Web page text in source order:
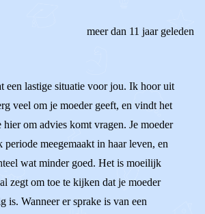
meer dan 11 jaar geleden
een lastige situatie voor jou. Ik hoor uit
veel om je moeder geeft, en vindt het
om advies komt vragen. Je moeder
periode meegemaakt in haar leven, en
wat minder goed. Het is moeilijk
zegt om toe te kijken dat je moeder
is. Wanneer er sprake is van een